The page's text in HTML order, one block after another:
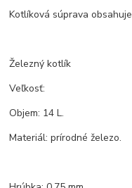
Kotlíková súprava
Železný kotlík
Veľkosť:
Objem: 14 L.
Materiál: prírodné železo.